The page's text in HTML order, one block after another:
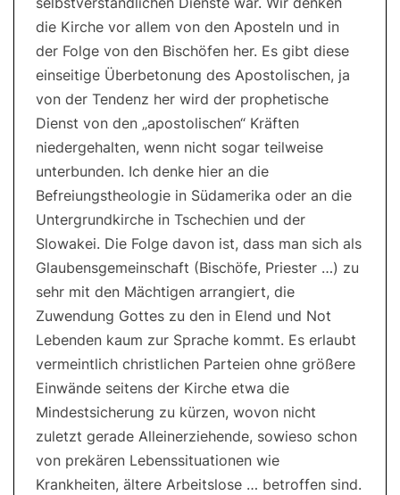
die Kirche vor allem von den Aposteln und in
der Folge von den Bischöfen her. Es gibt diese
einseitige Überbetonung des Apostolischen, ja
von der Tendenz her wird der prophetische
Dienst von den „apostolischen“ Kräften
niedergehalten, wenn nicht sogar teilweise
unterbunden. Ich denke hier an die
Befreiungstheologie in Südamerika oder an die
Untergrundkirche in Tschechien und der
Slowakei. Die Folge davon ist, dass man sich als
Glaubensgemeinschaft (Bischöfe, Priester …) zu
sehr mit den Mächtigen arrangiert, die
Zuwendung Gottes zu den in Elend und Not
Lebenden kaum zur Sprache kommt. Es erlaubt
vermeintlich christlichen Parteien ohne größere
Einwände seitens der Kirche etwa die
Mindestsicherung zu kürzen, wovon nicht
zuletzt gerade Alleinerziehende, sowieso schon
von prekären Lebenssituationen wie
Krankheiten, ältere Arbeitslose … betroffen sind.